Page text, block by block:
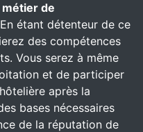
de
étant détenteur de ce
des compétences
Vous serez à même
et de participer
après la
bases nécessaires
de la réputation de